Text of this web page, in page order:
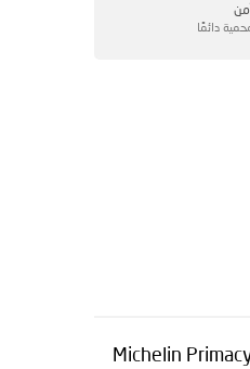
دائمًا
Michelin